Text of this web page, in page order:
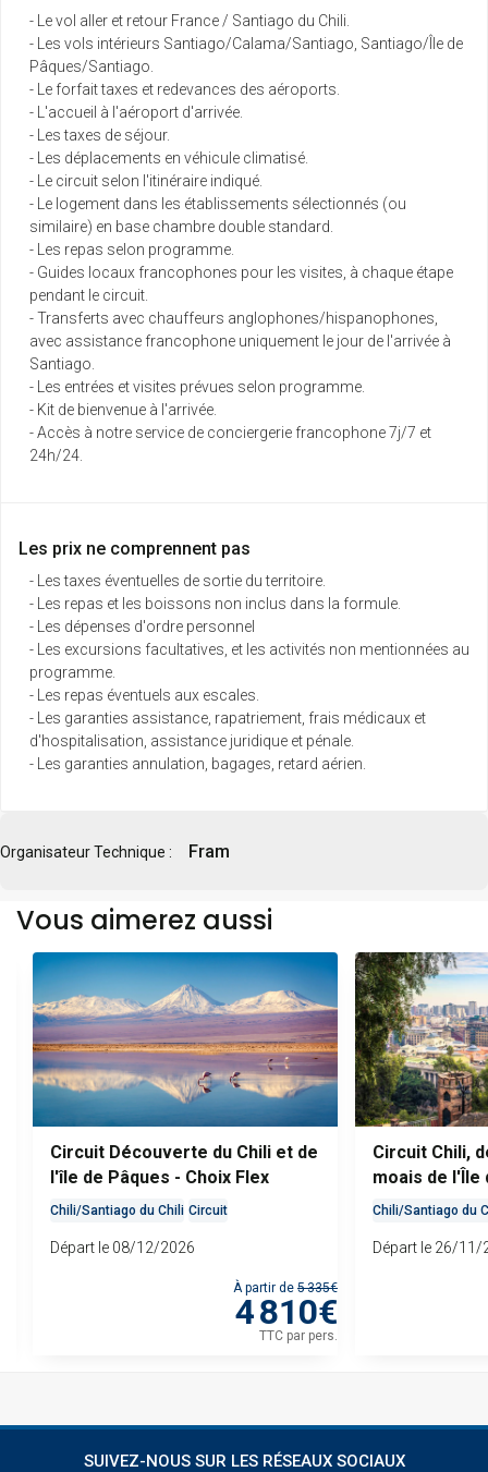
- Le vol aller et retour France / Santiago du Chili.
- Les vols intérieurs Santiago/Calama/Santiago, Santiago/Île de
Pâques/Santiago.
- Le forfait taxes et redevances des aéroports.
- L'accueil à l'aéroport d'arrivée.
- Les taxes de séjour.
- Les déplacements en véhicule climatisé.
- Le circuit selon l'itinéraire indiqué.
- Le logement dans les établissements sélectionnés (ou
similaire) en base chambre double standard.
- Les repas selon programme.
- Guides locaux francophones pour les visites, à chaque étape
pendant le circuit.
- Transferts avec chauffeurs anglophones/hispanophones,
avec assistance francophone uniquement le jour de l'arrivée à
Santiago.
- Les entrées et visites prévues selon programme.
- Kit de bienvenue à l'arrivée.
- Accès à notre service de conciergerie francophone 7j/7 et
24h/24.
Les prix ne comprennent pas
- Les taxes éventuelles de sortie du territoire.
- Les repas et les boissons non inclus dans la formule.
- Les dépenses d'ordre personnel
- Les excursions facultatives, et les activités non mentionnées au
programme.
- Les repas éventuels aux escales.
- Les garanties assistance, rapatriement, frais médicaux et
d'hospitalisation, assistance juridique et pénale.
- Les garanties annulation, bagages, retard aérien.
Organisateur Technique : Fram
Vous aimerez aussi
Circuit Découverte du Chili et de
l'île de Pâques - Choix Flex
Chili/Santiago du Chili Circuit
Départ le 08/12/2026
À partir de 5 335€
4 810€
TTC par pers.
Circuit Chili,
moais de l'Île
(maximum
Chili/Santiago du
Départ le 26/11/
SUIVEZ-NOUS SUR LES RÉSEAUX SOCIAUX